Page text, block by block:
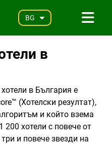
BG
в
в България е
(Хотелски резултат),
и който взема
200 хотели с повече от
и повече звезди на